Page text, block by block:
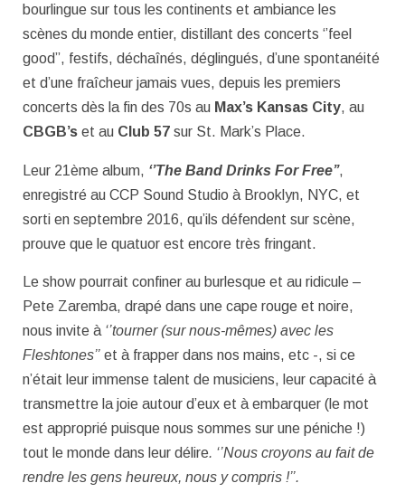
bourlingue sur tous les continents et ambiance les
scènes du monde entier, distillant des concerts ‘’feel
good’’, festifs, déchaînés, déglingués, d’une spontanéité
et d’une fraîcheur jamais vues, depuis les premiers
concerts dès la fin des 70s au Max’s Kansas City, au
CBGB’s et au Club 57 sur St. Mark’s Place.
Leur 21 ème album, ‘’The Band Drinks For Free’’,
enregistré au CCP Sound Studio à Brooklyn, NYC, et
sorti en septembre 2016, qu’ils défendent sur scène,
prouve que le quatuor est encore très fringant.
Le show pourrait confiner au burlesque et au ridicule –
Pete Zaremba, drapé dans une cape rouge et noire,
nous invite à ‘’tourner (sur nous-mêmes) avec les
Fleshtones’’ et à frapper dans nos mains, etc -, si ce
n’était leur immense talent de musiciens, leur capacité à
transmettre la joie autour d’eux et à embarquer (le mot
est approprié puisque nous sommes sur une péniche !)
tout le monde dans leur délire. ‘’Nous croyons au fait de
rendre les gens heureux, nous y compris !’’.